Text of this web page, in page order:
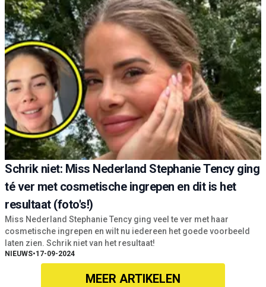
Schrik niet: Miss Nederland Stephanie Tency ging
té ver met cosmetische ingrepen en dit is het
resultaat (foto's!)
Miss Nederland Stephanie Tency ging veel te ver met haar
cosmetische ingrepen en wilt nu iedereen het goede voorbeeld
laten zien. Schrik niet van het resultaat!
NIEUWS•17-09-2024
MEER ARTIKELEN